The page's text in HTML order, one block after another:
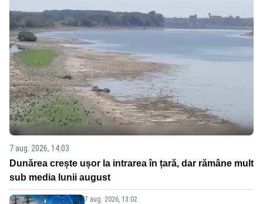
7 aug. 2026, 14:03
Dunărea crește ușor la intrarea în țară, dar rămâne mult
sub media lunii august
7 aug. 2026, 13:02